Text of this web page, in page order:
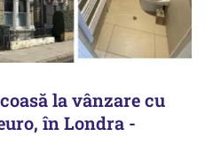
la vânzare cu
în Londra -